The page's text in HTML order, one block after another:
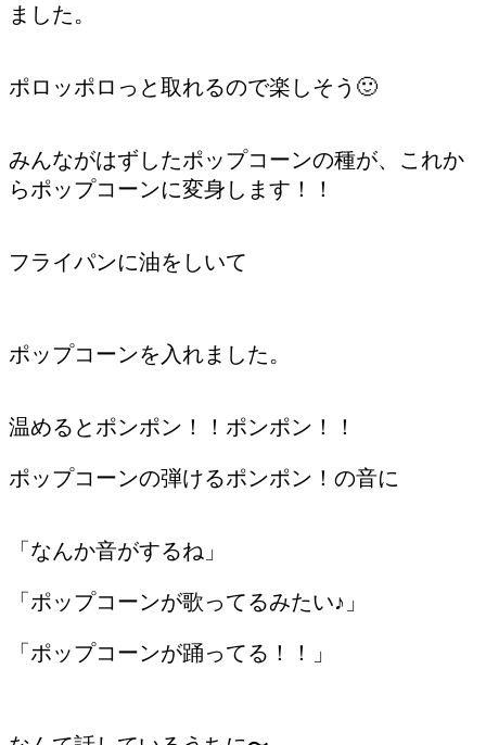
ました。
ポロッポロっと取れるので楽しそう🙂
みんながはずしたポップコーンの種が、これか
らポップコーンに変身します！！
フライパンに油をしいて
ポップコーンを入れました。
温めるとポンポン！！ポンポン！！
ポップコーンの弾けるポンポン！の音に
「なんか音がするね」
「ポップコーンが歌ってるみたい♪」
「ポップコーンが踊ってる！！」